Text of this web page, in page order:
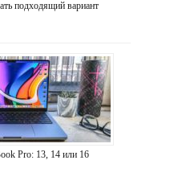
подходящий вариант
Pro: 13, 14 или 16